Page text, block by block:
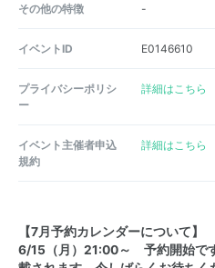
その他の特徴 -
イベントID E0146610
プライバシーポリシ
ー
詳細はこちら
イベント主催者申込
規約
詳細はこちら
【7月予約カレンダーについて】
6/15（月）21:00～ 予約開始で